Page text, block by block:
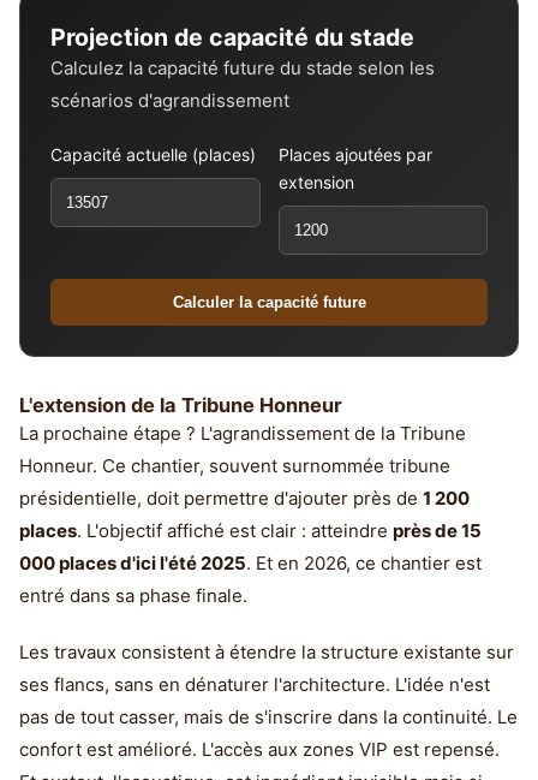
Projection de capacité du stade
Calculez la capacité future du stade selon les
scénarios d'agrandissement
Capacité actuelle (places)
Places ajoutées par
extension
Calculer la capacité future
L'extension de la Tribune Honneur
La prochaine étape ? L'agrandissement de la Tribune
Honneur. Ce chantier, souvent surnommée tribune
présidentielle, doit permettre d'ajouter près de 1 200
places. L'objectif affiché est clair : atteindre près de 15
000 places d'ici l'été 2025. Et en 2026, ce chantier est
entré dans sa phase finale.
Les travaux consistent à étendre la structure existante sur
ses flancs, sans en dénaturer l'architecture. L'idée n'est
pas de tout casser, mais de s'inscrire dans la continuité. Le
confort est amélioré. L'accès aux zones VIP est repensé.